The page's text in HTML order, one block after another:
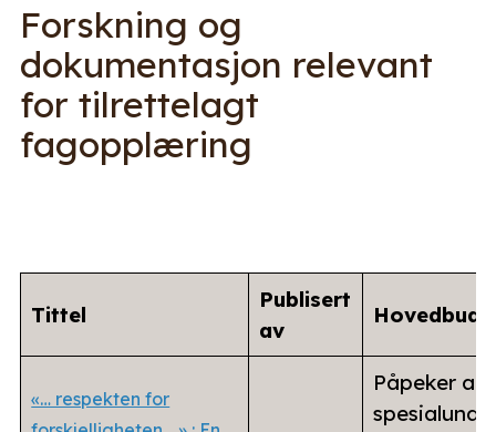
Forskning og
dokumentasjon relevant
for tilrettelagt
fagopplæring
Tittel
Publisert
av
«… respekten for
Påpeker at